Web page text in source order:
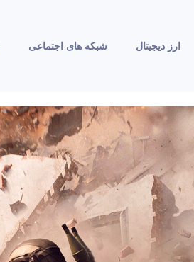
ارز دیجیتال شبکه های اجتماعی